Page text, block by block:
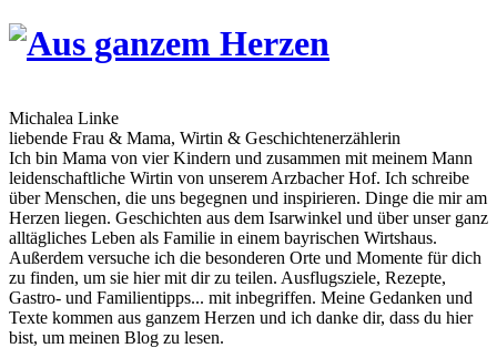
Skip
Michalea Linke
liebende Frau & Mama, Wirtin & Geschichtenerzählerin
Ich bin Mama von vier Kindern und zusammen mit meinem Mann
leidenschaftliche Wirtin von unserem Arzbacher Hof. Ich schreibe
über Menschen, die uns begegnen und inspirieren. Dinge die mir am
Herzen liegen. Geschichten aus dem Isarwinkel und über unser ganz
alltägliches Leben als Familie in einem bayrischen Wirtshaus.
Außerdem versuche ich die besonderen Orte und Momente für dich
zu finden, um sie hier mit dir zu teilen. Ausflugsziele, Rezepte,
Gastro- und Familientipps... mit inbegriffen. Meine Gedanken und
Texte kommen aus ganzem Herzen und ich danke dir, dass du hier
bist, um meinen Blog zu lesen.